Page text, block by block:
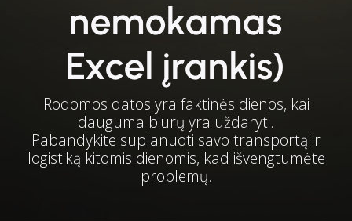
nemokamas
Excel įrankis)
Rodomos datos yra faktinės dienos, kai
dauguma biurų yra uždaryti.
Pabandykite suplanuoti savo transportą ir
logistiką kitomis dienomis, kad išvengtumėte
problemų.